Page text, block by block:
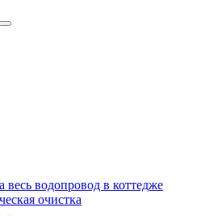
весь водопровод в коттедже
очистка